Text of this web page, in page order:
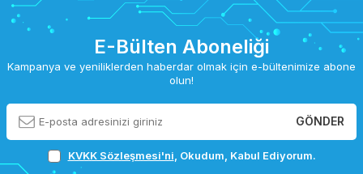
E-Bülten Aboneliği
Kampanya ve yeniliklerden haberdar olmak için e-bültenimize abone
olun!
GÖNDER
KVKK Sözleşmesi'ni , Okudum, Kabul Ediyorum.